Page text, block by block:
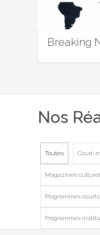
Breaking
Nos
Toutes Court-
Magazines
Programmes courts
Programmes